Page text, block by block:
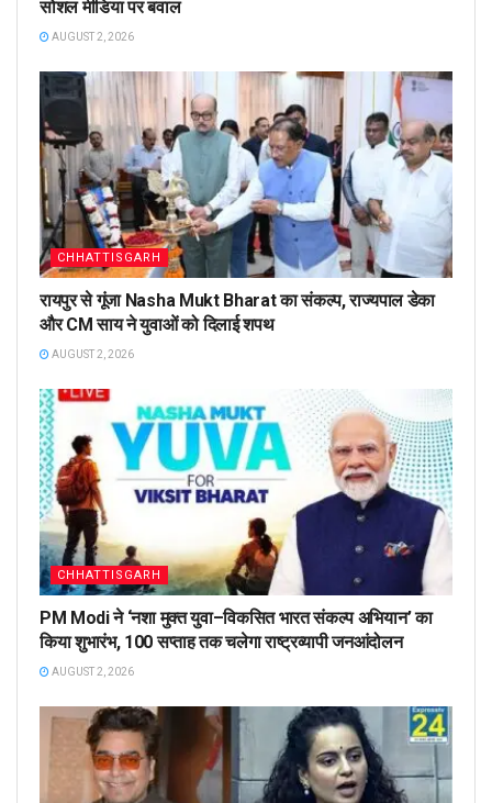
सोशल मीडिया पर बवाल
AUGUST 2, 2026
CHHATTISGARH
रायपुर से गूंजा Nasha Mukt Bharat का संकल्प, राज्यपाल डेका
और CM साय ने युवाओं को दिलाई शपथ
AUGUST 2, 2026
CHHATTISGARH
PM Modi ने ‘नशा मुक्त युवा–विकसित भारत संकल्प अभियान’ का
किया शुभारंभ, 100 सप्ताह तक चलेगा राष्ट्रव्यापी जनआंदोलन
AUGUST 2, 2026